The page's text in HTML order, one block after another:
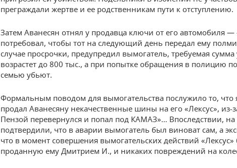
преграждали жертве и ее родственникам пути к отступлению.
Затем Аванесян отнял у продавца ключи от его автомобиля
потребовал, чтобы тот на следующий день передал ему
случае просрочки, предупредил вымогатель, требуемая
возрастет до 800 тыс., а при попытке обращения в полицию
семью убьют.
Формальным поводом для вымогательства послужило то, что
продал Аванесяну некачественные шины на его «Лексус», из-
Пензой перевернулся и попал под КАМАЗ»… Впоследствии, на
подтвердили, что в аварии вымогатель был виноват сам, а
что в момент совершения вымогательских действий
проданную ему Дмитрием И., и никаких повреждений на